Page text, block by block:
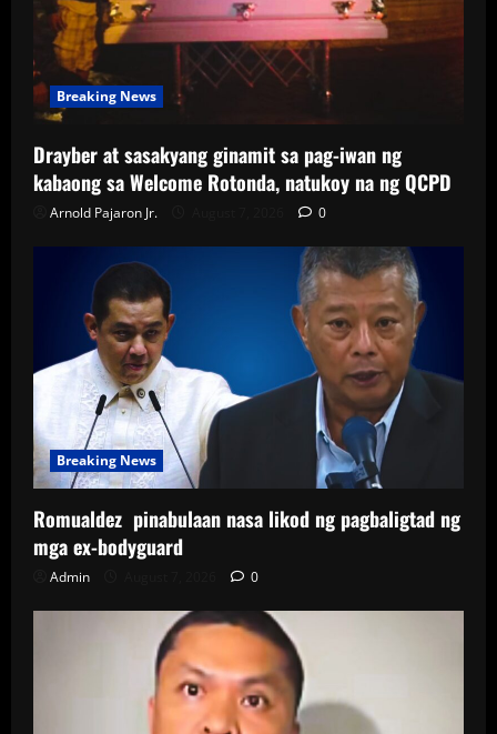
Breaking News
Drayber at sasakyang ginamit sa pag-iwan ng
kabaong sa Welcome Rotonda, natukoy na ng QCPD
Arnold Pajaron Jr. 0
Breaking News
Romualdez pinabulaan nasa likod ng pagbaligtad ng
mga ex-bodyguard
Admin 0